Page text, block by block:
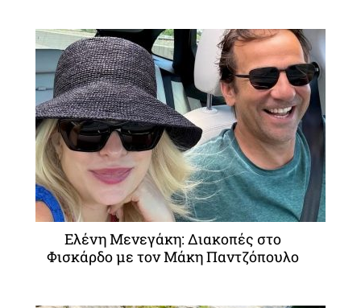
Ελένη Μενεγάκη: Διακοπές στο
Φισκάρδο με τον Μάκη Παντζόπουλο